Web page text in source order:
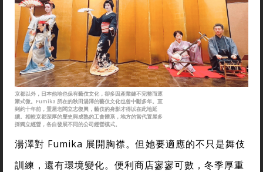
京都以外，日本他地也保有藝伎文化，卻多因產業鏈不完整而逐
漸式微。Fumika 所在的秋田湯澤的藝伎文化也曾中斷多年。直
到約十年前，置屋老闆立志復興，藝伎的身影才得以在此地延
續。相較京都深厚的歷史與成熟的工會體系，地方的當代置屋多
採獨立經營，各自發展不同的公司經營模式。
湯澤對 Fumika 展開胸襟。但她要適應的不只是舞伎
訓練，還有環境變化。便利商店寥寥可數，冬季厚重